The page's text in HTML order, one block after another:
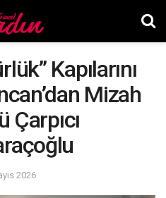
Kapılarını
Mizah
2026